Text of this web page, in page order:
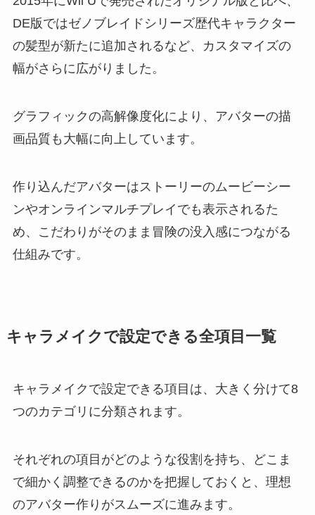
DE版ではゼノブレイドシリーズ歴代キャラクター
の髪型が新たに追加されるなど、カスタマイズの
幅がさらに広がりました。
グラフィックの高解像度化により、アバターの描
画品質も大幅に向上しています。
作り込んだアバターはストーリーのムービーシー
ンやオンラインマルチプレイでも表示されるた
め、こだわりがそのまま冒険の没入感につながる
仕組みです。
キャラメイクで設定できる全項目一覧
キャラメイクで設定できる項目は、大きく分けて8
つのカテゴリに分類されます。
それぞれの項目がどのような役割を持ち、どこま
で細かく調整できるのかを把握しておくと、理想
のアバター作りがスムーズに進みます。